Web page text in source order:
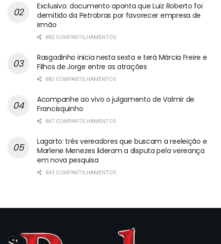
Exclusivo: documento aponta que Luiz Roberto foi
demitido da Petrobras por favorecer empresa de
irmão
883 COMPARTILHAMENTOS
Rasgadinho inicia nesta sexta e terá Márcia Freire e
Filhos de Jorge entre as atrações
882 COMPARTILHAMENTOS
Acompanhe ao vivo o julgamento de Valmir de
Francisquinho
867 COMPARTILHAMENTOS
Lagarto: três vereadores que buscam a reeleição e
Marlene Menezes lideram a disputa pela vereança
em nova pesquisa
843 COMPARTILHAMENTOS